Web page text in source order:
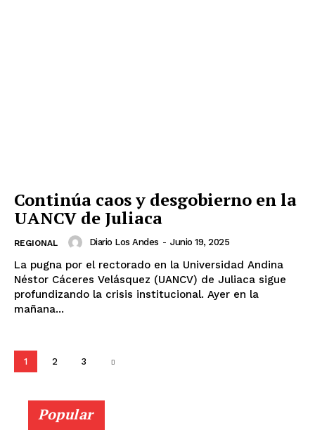
Continúa caos y desgobierno en la
UANCV de Juliaca
REGIONAL Diario Los Andes - Junio 19, 2025
La pugna por el rectorado en la Universidad Andina
Néstor Cáceres Velásquez (UANCV) de Juliaca sigue
profundizando la crisis institucional. Ayer en la
mañana...
1 2 3
Popular